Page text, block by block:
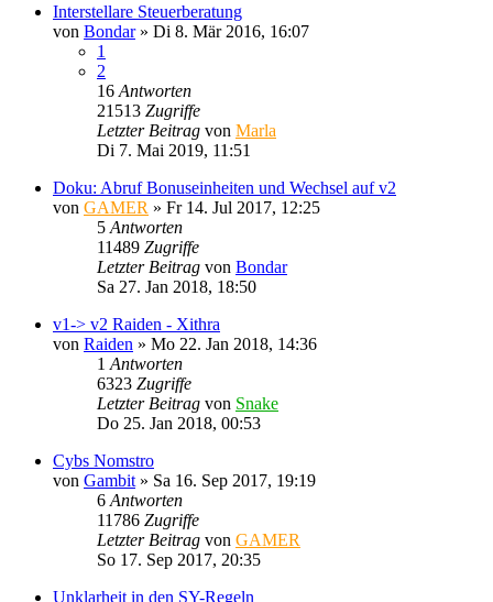
Interstellare Steuerberatung
von Bondar» Di 8. Mär 2016, 16:07
1
2
16 Antworten
21513 Zugriffe
Letzter Beitrag von Marla
Di 7. Mai 2019, 11:51
Doku: Abruf Bonuseinheiten und Wechsel auf v2
von GAMER » Fr 14. Jul 2017, 12:25
5 Antworten
11489 Zugriffe
Letzter Beitrag von Bondar
Sa 27. Jan 2018, 18:50
v1-> v2 Raiden - Xithra
von Raiden » Mo 22. Jan 2018, 14:36
1 Antworten
6323 Zugriffe
Letzter Beitrag von Snake
Do 25. Jan 2018, 00:53
Cybs Nomstro
von Gambit » Sa 16. Sep 2017, 19:19
6 Antworten
11786 Zugriffe
Letzter Beitrag von GAMER
So 17. Sep 2017, 20:35
Unklarheit in den SY-Regeln